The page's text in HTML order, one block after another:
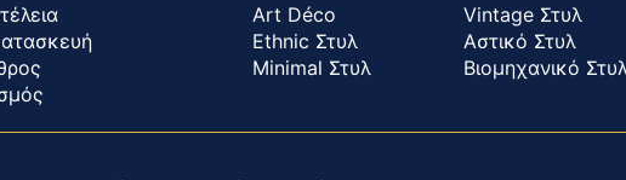
Art Déco
Ethnic Στυλ
Minimal Στυλ
Vintage Στυλ
Αστικό Στυλ
Βιομηχανικό Στυλ